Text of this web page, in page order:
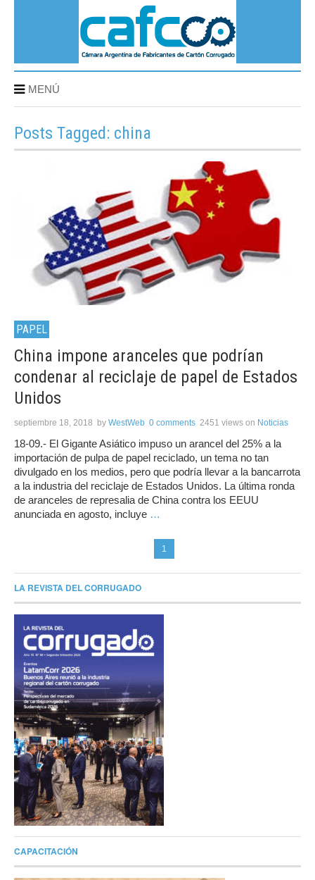
MENÚ
Posts Tagged: china
PAPEL
China impone aranceles que podrían
condenar al reciclaje de papel de Estados
Unidos
septiembre 18, 2018 by WestWeb 0 comments 2451 views on Noticias
18-09.- El Gigante Asiático impuso un arancel del 25% a la
importación de pulpa de papel reciclado, un tema no tan
divulgado en los medios, pero que podría llevar a la bancarrota
a la industria del reciclaje de Estados Unidos. La última ronda
de aranceles de represalia de China contra los EEUU
anunciada en agosto, incluye …
1
LA REVISTA DEL CORRUGADO
CAPACITACIÓN